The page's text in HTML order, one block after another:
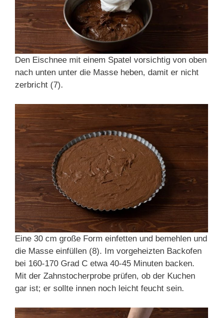
Den Eischnee mit einem Spatel vorsichtig von oben
nach unten unter die Masse heben, damit er nicht
zerbricht (7).
Eine 30 cm große Form einfetten und bemehlen und
die Masse einfüllen (8). Im vorgeheizten Backofen
bei 160-170 Grad C etwa 40-45 Minuten backen.
Mit der Zahnstocherprobe prüfen, ob der Kuchen
gar ist; er sollte innen noch leicht feucht sein.